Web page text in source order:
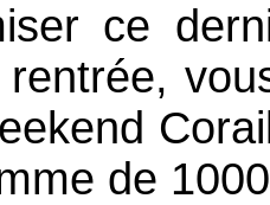
ce
de